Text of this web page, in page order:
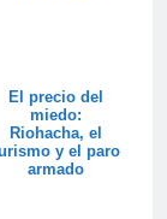
El precio del
miedo:
Riohacha, el
y el paro
armado